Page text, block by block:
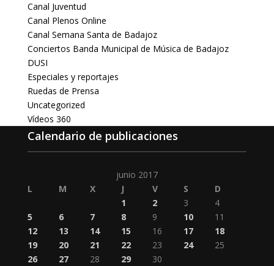
Canal Juventud
Canal Plenos Online
Canal Semana Santa de Badajoz
Conciertos Banda Municipal de Música de Badajoz
DUSI
Especiales y reportajes
Ruedas de Prensa
Uncategorized
Vídeos 360
Calendario de publicaciones
junio 2017
L
M X J V S
D
1
2 3
4
5
6 7 8 9 10
11
12
13 14 15 16 17
18
19
20 21 22 23 24
25
26
27 28 29
30